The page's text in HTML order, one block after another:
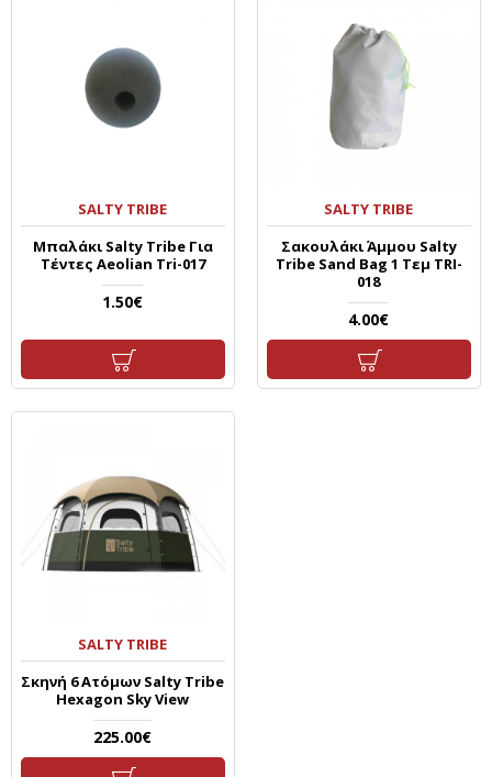
SALTY TRIBE
Μπαλάκι Salty Tribe Για
Τέντες Aeolian Tri-017
1.50€
SALTY TRIBE
Σακουλάκι Άμμου Salty
Tribe Sand Bag 1 Τεμ TRI-
018
4.00€
SALTY TRIBE
Σκηνή 6 Ατόμων Salty Tribe
Hexagon Sky View
225.00€